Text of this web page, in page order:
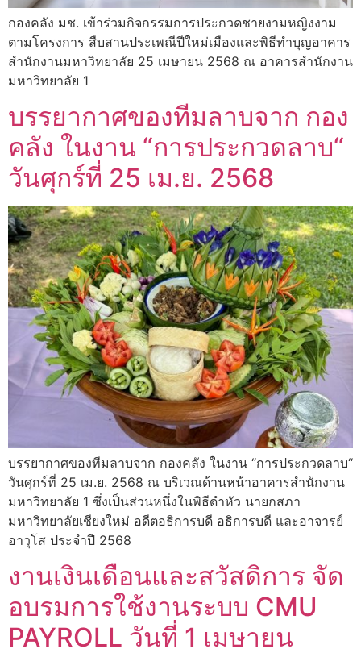
กองคลัง มช. เข้าร่วมกิจกรรมการประกวดชายงามหญิงงาม
ตามโครงการ สืบสานประเพณีปีใหม่เมืองและพิธีทำบุญอาคาร
สำนักงานมหาวิทยาลัย 25 เมษายน 2568 ณ อาคารสำนักงาน
มหาวิทยาลัย 1
บรรยากาศของทีมลาบจาก กอง
คลัง ในงาน “การประกวดลาบ“
วันศุกร์ที่ 25 เม.ย. 2568
บรรยากาศของทีมลาบจาก กองคลัง ในงาน “การประกวดลาบ“
วันศุกร์ที่ 25 เม.ย. 2568 ณ บริเวณด้านหน้าอาคารสำนักงาน
มหาวิทยาลัย 1 ซึ่งเป็นส่วนหนึ่งในพิธีดำหัว นายกสภา
มหาวิทยาลัยเชียงใหม่ อดีตอธิการบดี อธิการบดี และอาจารย์
อาวุโส ประจำปี 2568
งานเงินเดือนและสวัสดิการ จัด
อบรมการใช้งานระบบ CMU
PAYROLL วันที่ 1 เมษายน